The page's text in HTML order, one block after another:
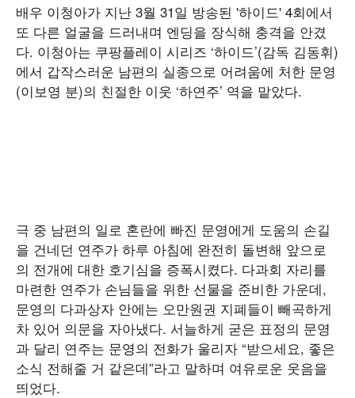
배우 이청아가 지난 3월 31일 방송된 '하이드' 4회에서
또 다른 얼굴을 드러내며 엔딩을 장식해 충격을 안겼
다. 이청아는 쿠팡플레이 시리즈 ‘하이드’(감독 김동휘)
에서 갑작스러운 남편의 실종으로 어려움에 처한 문영
(이보영 분)의 친절한 이웃 ‘하연주’ 역을 맡았다.
극 중 남편의 일로 혼란에 빠진 문영에게 도움의 손길
을 건네던 연주가 하루 아침에 완전히 돌변해 앞으로
의 전개에 대한 호기심을 증폭시켰다. 다과회 자리를
마련한 연주가 손님들을 위한 선물을 준비한 가운데,
문영의 다과상자 안에는 오만원권 지폐들이 빼곡하게
차 있어 의문을 자아냈다. 서늘하게 굳은 표정의 문영
과 달리 연주는 문영의 전화가 울리자 “받으세요, 좋은
소식 전해줄 거 같은데”라고 말하며 여유로운 웃음을
띄었다.